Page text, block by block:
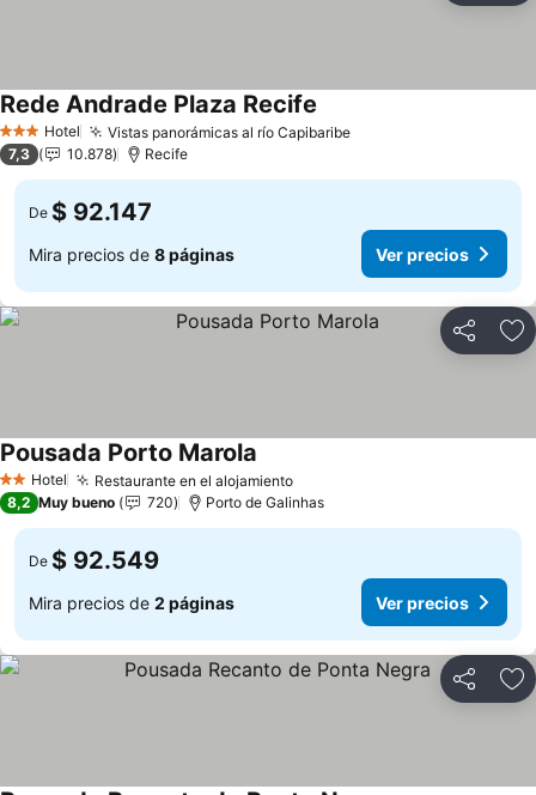
3 Estrellas
Hotel Vistas panorámicas al río Capibaribe
Rede Andrade Plaza Recife
7,3 10.878 Recife
De $ 92.147
Mira precios de 8 páginas Ver precios
Compartir
2 Estrellas
Hotel Restaurante en el alojamiento
Pousada Porto Marola
8,2 Muy bueno 720 Porto de Galinhas
De $ 92.549
Mira precios de 2 páginas Ver precios
Compartir